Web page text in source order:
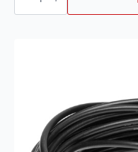
HUSQVARNA